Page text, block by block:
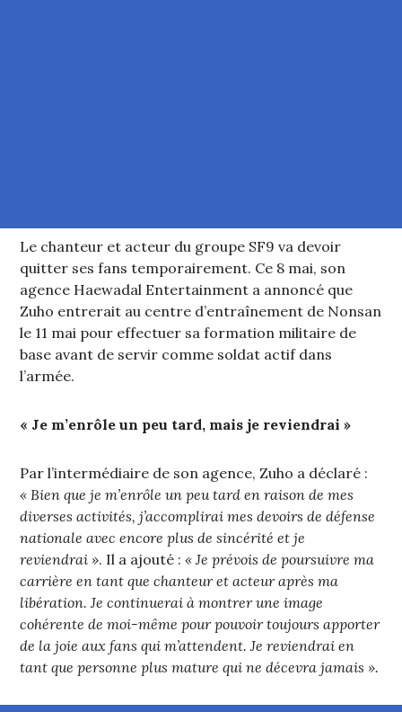
Le chanteur et acteur du groupe SF9 va devoir
quitter ses fans temporairement. Ce 8 mai, son
agence Haewadal Entertainment a annoncé que
Zuho entrerait au centre d’entraînement de Nonsan
le 11 mai pour effectuer sa formation militaire de
base avant de servir comme soldat actif dans
l’armée.
« Je m’enrôle un peu tard, mais je reviendrai »
Par l’intermédiaire de son agence, Zuho a déclaré :
« Bien que je m’enrôle un peu tard en raison de mes
diverses activités, j’accomplirai mes devoirs de défense
nationale avec encore plus de sincérité et je
reviendrai ». Il a ajouté :« Je prévois de poursuivre ma
carrière en tant que chanteur et acteur après ma
libération. Je continuerai à montrer une image
cohérente de moi-même pour pouvoir toujours apporter
de la joie aux fans qui m’attendent. Je reviendrai en
tant que personne plus mature qui ne décevra jamais ».